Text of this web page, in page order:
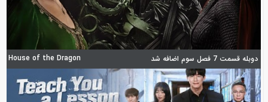
دوبله قسمت 7 فصل سوم اضافه شد House of the Dragon